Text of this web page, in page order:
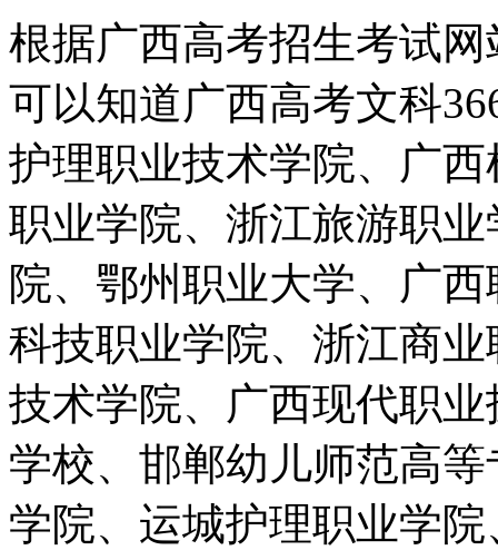
根据广西高考招生考试
可以知道广西高考文科
护理职业技术学院、广
职业学院、浙江旅游职
院、鄂州职业大学、广
科技职业学院、浙江商
技术学院、广西现代职
学校、邯郸幼儿师范高
学院、运城护理职业学